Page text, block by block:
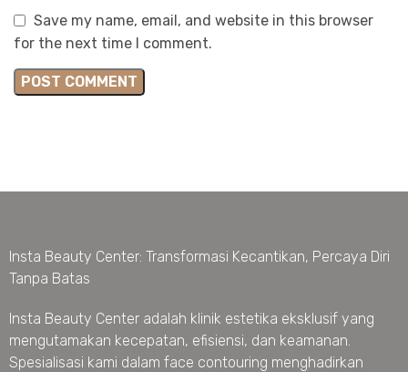
Save my name, email, and website in this browser
for the next time I comment.
Insta Beauty Center: Transformasi Kecantikan, Percaya Diri
Tanpa Batas
Insta Beauty Center adalah klinik estetika eksklusif yang
mengutamakan kecepatan, efisiensi, dan keamanan.
Spesialisasi kami dalam face contouring menghadirkan